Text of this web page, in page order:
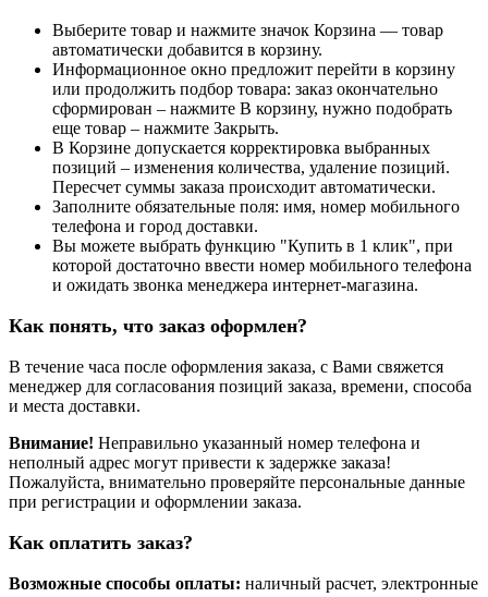
Выберите товар и нажмите значок Корзина — товар
автоматически добавится в корзину.
Информационное окно предложит перейти в корзину
или продолжить подбор товара: заказ окончательно
сформирован – нажмите В корзину, нужно подобрать
еще товар – нажмите Закрыть.
В Корзине допускается корректировка выбранных
позиций – изменения количества, удаление позиций.
Пересчет суммы заказа происходит автоматически.
Заполните обязательные поля: имя, номер мобильного
телефона и город доставки.
Вы можете выбрать функцию "Купить в 1 клик", при
которой достаточно ввести номер мобильного телефона
и ожидать звонка менеджера интернет-магазина.
Как понять, что заказ оформлен?
В течение часа после оформления заказа, с Вами свяжется
менеджер для согласования позиций заказа, времени, способа
и места доставки.
Внимание! Неправильно указанный номер телефона и
неполный адрес могут привести к задержке заказа!
Пожалуйста, внимательно проверяйте персональные данные
при регистрации и оформлении заказа.
Как оплатить заказ?
Возможные способы оплаты: наличный расчет, электронные